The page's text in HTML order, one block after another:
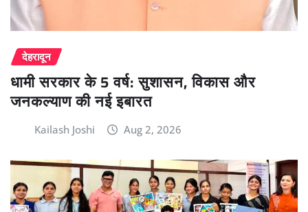
देहरादून
धामी सरकार के 5 वर्ष: सुशासन, विकास और
जनकल्याण की नई इबारत
Kailash Joshi Aug 2, 2026